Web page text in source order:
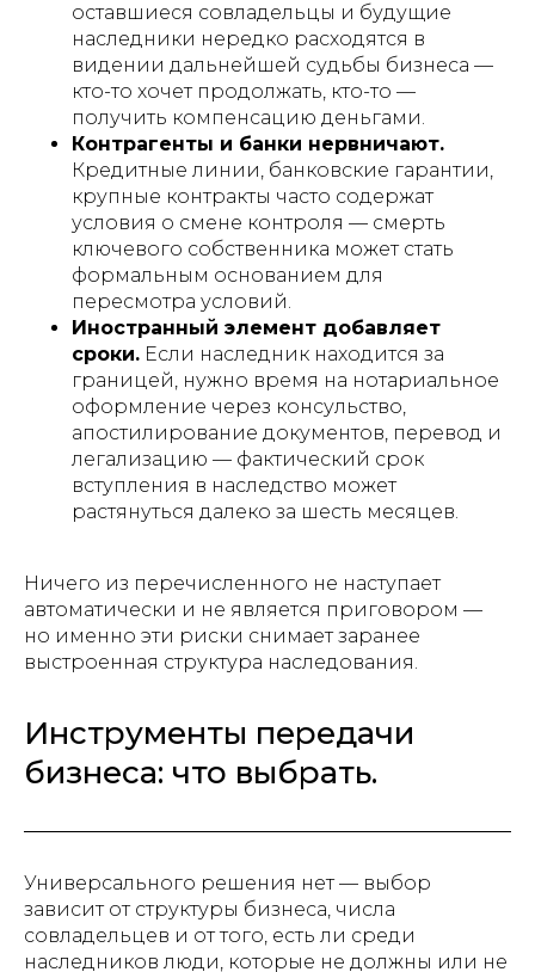
оставшиеся совладельцы и будущие
наследники нередко расходятся в
видении дальнейшей судьбы бизнеса —
кто-то хочет продолжать, кто-то —
получить компенсацию деньгами.
Контрагенты и банки нервничают.
Кредитные линии, банковские гарантии,
крупные контракты часто содержат
условия о смене контроля — смерть
ключевого собственника может стать
формальным основанием для
пересмотра условий.
Иностранный элемент добавляет
сроки. Если наследник находится за
границей, нужно время на нотариальное
оформление через консульство,
апостилирование документов, перевод и
легализацию — фактический срок
вступления в наследство может
растянуться далеко за шесть месяцев.
Ничего из перечисленного не наступает
автоматически и не является приговором —
но именно эти риски снимает заранее
выстроенная структура наследования.
Инструменты передачи
бизнеса: что выбрать.
Универсального решения нет — выбор
зависит от структуры бизнеса, числа
совладельцев и от того, есть ли среди
наследников люди, которые не должны или не